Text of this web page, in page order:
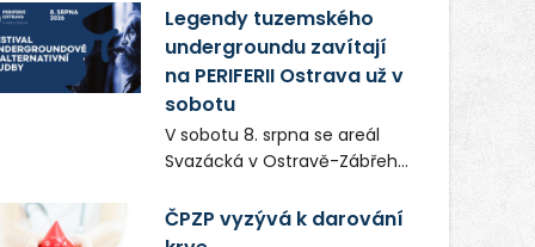
vůní, chutí a poctivých
lokálních výrobků. Trhy, co se
hledají tentokrát nabídnou
více než čtyřicet pečlivě
vybraných stánků s kvalitní
gastronomií, farmářskými
produkty, designem i
Návštěvníci se mohou těšit
Legendy tuzemského
undergroundu zavítají
na PERIFERII Ostrava už v
sobotu
V sobotu 8. srpna se areál
Svazácká v Ostravě-Zábřehu
undergroundové a
alternativní hudby. Uskuteční
ČPZP vyzývá k darování